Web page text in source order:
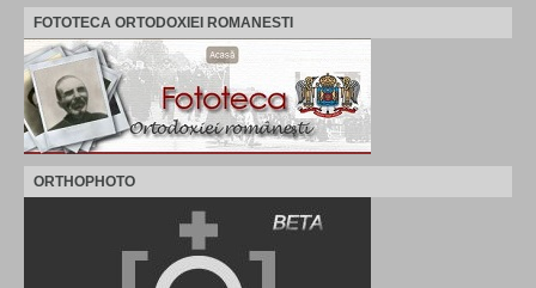
FOTOTECA ORTODOXIEI ROMANESTI
ORTHOPHOTO